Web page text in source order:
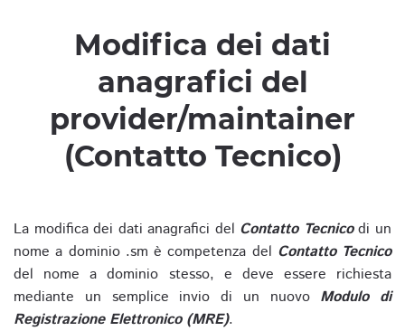
Modifica dei dati
anagrafici del
provider/maintainer
(Contatto Tecnico)
La modifica dei dati anagrafici del Contatto Tecnicodi un
nome a dominio .sm è competenza del Contatto Tecnico
del nome a dominio stesso, e deve essere richiesta
mediante un semplice invio di un nuovo Modulo di
Registrazione Elettronico (MRE).